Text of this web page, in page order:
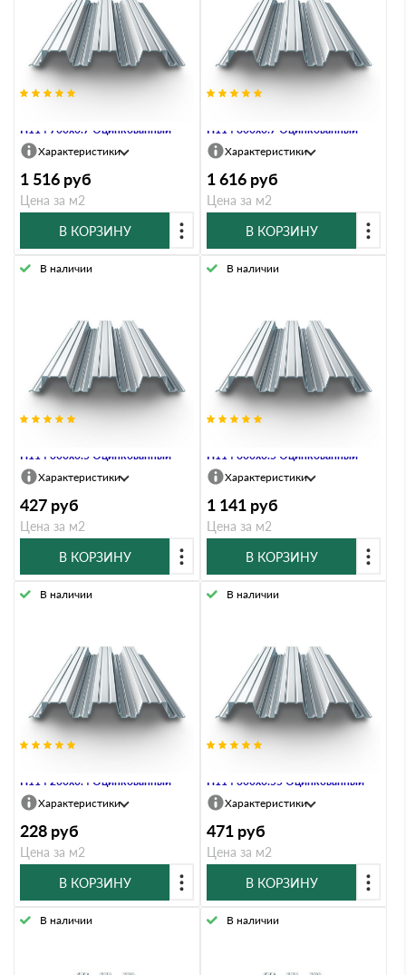
Н114 700х0.7 Оцинкованный
Характеристики
1 516 руб
Цена за м2
В КОРЗИНУ
Н114 800х0.7 Оцинкованный
Характеристики
1 616 руб
Цена за м2
В КОРЗИНУ
Н114 300х0.5 Оцинкованный
В наличии
Характеристики
427 руб
Цена за м2
В КОРЗИНУ
Н114 800х0.5 Оцинкованный
В наличии
Характеристики
1 141 руб
Цена за м2
В КОРЗИНУ
Н114 200х0.4 Оцинкованный
В наличии
Характеристики
228 руб
Цена за м2
В КОРЗИНУ
Н114 300х0.55 Оцинкованный
В наличии
Характеристики
471 руб
Цена за м2
В КОРЗИНУ
В наличии В наличии